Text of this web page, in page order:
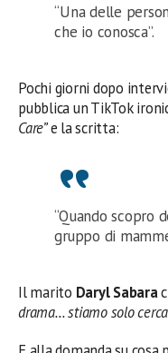
“Una delle
che io conosca”.
Pochi giorni dopo
pubblica un TikTok
Care”e la scritta:
“Quando scopro
gruppo di
Il marito Daryl Sabara
drama… stiamo solo